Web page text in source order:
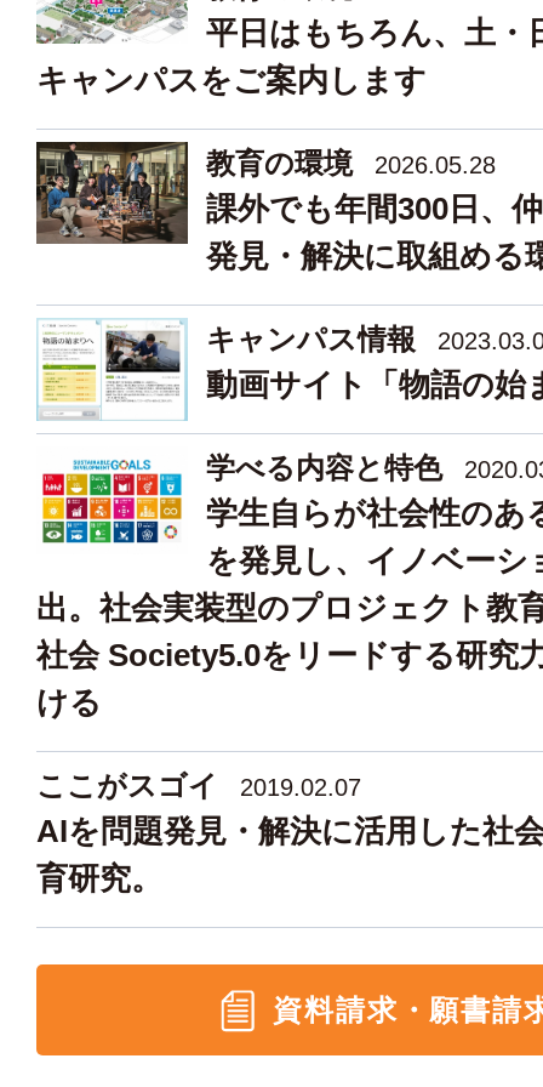
平日はもちろん、土・
キャンパスをご案内します
教育の環境 2026.05.28
課外でも年間300日、
発見・解決に取組める
キャンパス情報
動画サイト「物語の始
学べる内容と特色
学生自らが社会性のあ
を発見し、イノベーシ
出。社会実装型のプロジェクト教
社会 Society5.0をリードする研究
ける
ここがスゴイ 2019.02.07
AIを問題発見・解決に活用した社
育研究。
資料請求・願書請